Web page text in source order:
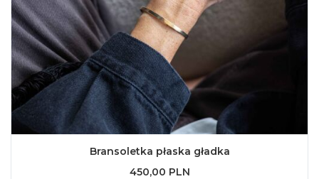
Bransoletka płaska gładka
450,00 PLN